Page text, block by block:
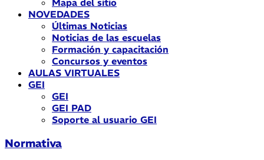
Mapa del sitio
NOVEDADES
Últimas Noticias
Noticias de las escuelas
Formación y capacitación
Concursos y eventos
AULAS VIRTUALES
GEI
GEI
GEI PAD
Soporte al usuario GEI
Normativa